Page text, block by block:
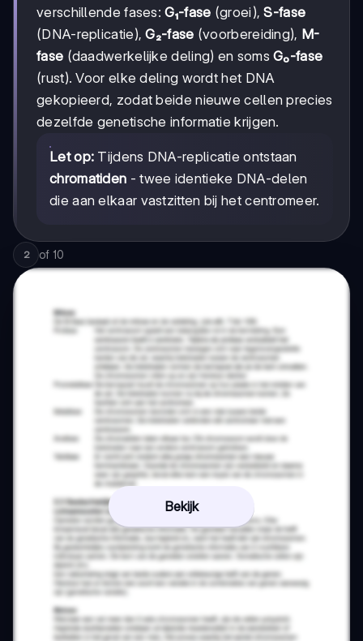
verschillende fases:G₁-fase (groei),S-fase
(DNA-replicatie),G₂-fase (voorbereiding), M-
fase (daadwerkelijke deling) en somsG₀-fase
(rust). Voor elke deling wordt het DNA
gekopieerd, zodat beide nieuwe cellen precies
dezelfde genetische informatie krijgen.
Let op: Tijdens DNA-replicatie ontstaan
chromatiden - twee identieke DNA-delen
die aan elkaar vastzitten bij het centromeer.
2 of 10
Bekijk